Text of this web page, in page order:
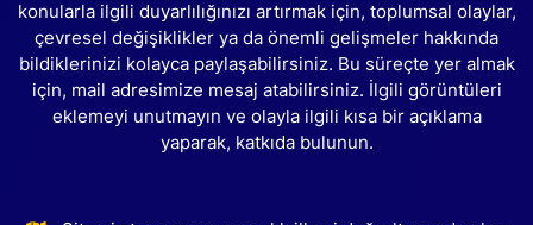
konularla ilgili duyarlılığınızı artırmak için, toplumsal olaylar,
çevresel değişiklikler ya da önemli gelişmeler hakkında
bildiklerinizi kolayca paylaşabilirsiniz. Bu süreçte yer almak
için, mail adresimize mesaj atabilirsiniz. İlgili görüntüleri
eklemeyi unutmayın ve olayla ilgili kısa bir açıklama
yaparak, katkıda bulunun.